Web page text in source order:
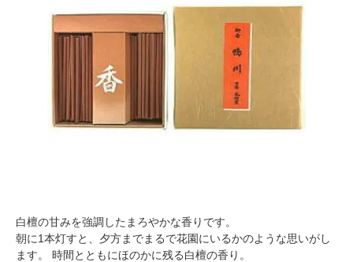
白檀の甘みを強調したまろやかな香りです。
朝に1本灯すと、夕方までまるで花園にいるかのような思いがし
ます。 時間とともにほのかに残る白檀の香り。